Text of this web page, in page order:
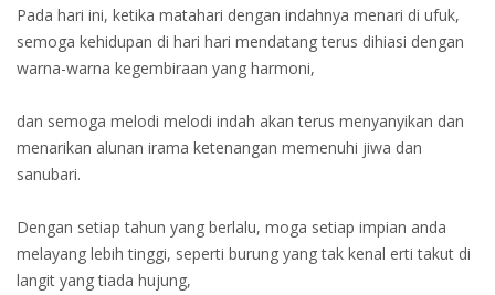
Pada hari ini, ketika matahari dengan indahnya menari di ufuk,
semoga kehidupan di hari hari mendatang terus dihiasi dengan
warna-warna kegembiraan yang harmoni,
dan semoga melodi melodi indah akan terus menyanyikan dan
menarikan alunan irama ketenangan memenuhi jiwa dan
sanubari.
Dengan setiap tahun yang berlalu, moga setiap impian anda
melayang lebih tinggi, seperti burung yang tak kenal erti takut di
langit yang tiada hujung,